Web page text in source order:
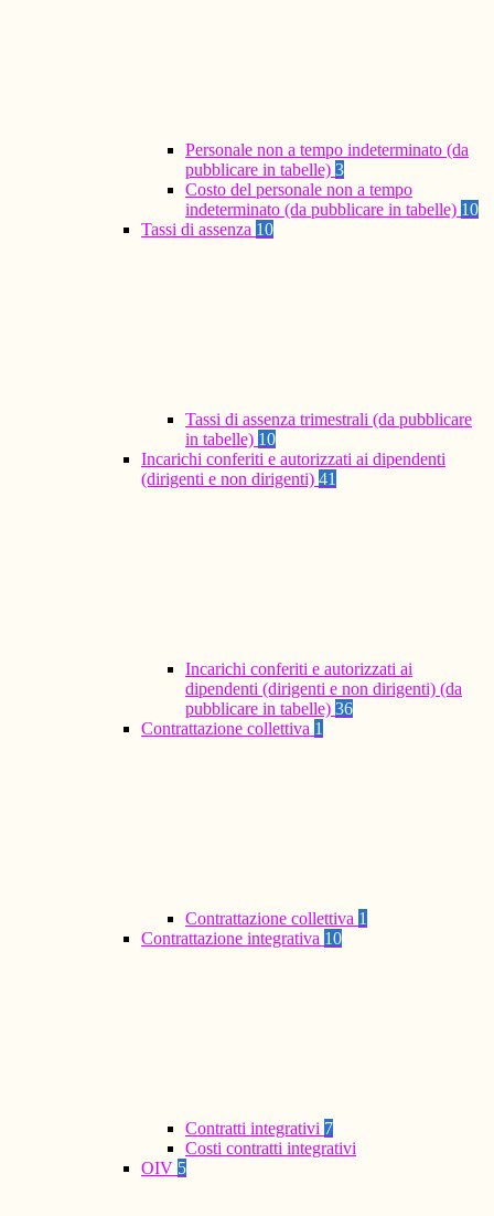
Personale non a tempo indeterminato (da
pubblicare in tabelle) 3
Costo del personale non a tempo
indeterminato (da pubblicare in tabelle) 10
Tassi di assenza 10
Tassi di assenza trimestrali (da pubblicare
in tabelle) 10
Incarichi conferiti e autorizzati ai dipendenti
(dirigenti e non dirigenti) 41
Incarichi conferiti e autorizzati ai
dipendenti (dirigenti e non dirigenti) (da
pubblicare in tabelle) 36
Contrattazione collettiva 1
Contrattazione collettiva 1
Contrattazione integrativa 10
Contratti integrativi 7
Costi contratti integrativi
OIV 5